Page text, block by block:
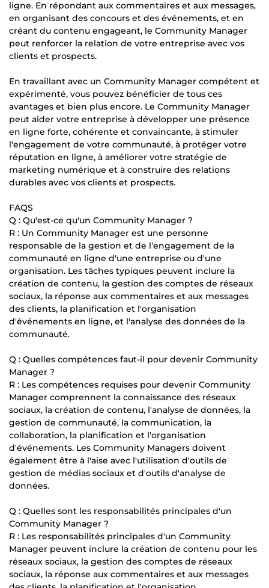
ligne. En répondant aux commentaires et aux messages,
en organisant des concours et des événements, et en
créant du contenu engageant, le Community Manager
peut renforcer la relation de votre entreprise avec vos
clients et prospects.
En travaillant avec un Community Manager compétent et
expérimenté, vous pouvez bénéficier de tous ces
avantages et bien plus encore. Le Community Manager
peut aider votre entreprise à développer une présence
en ligne forte, cohérente et convaincante, à stimuler
l'engagement de votre communauté, à protéger votre
réputation en ligne, à améliorer votre stratégie de
marketing numérique et à construire des relations
durables avec vos clients et prospects.
FAQS
Q : Qu'est-ce qu'un Community Manager ?
R : Un Community Manager est une personne
responsable de la gestion et de l'engagement de la
communauté en ligne d'une entreprise ou d'une
organisation. Les tâches typiques peuvent inclure la
création de contenu, la gestion des comptes de réseaux
sociaux, la réponse aux commentaires et aux messages
des clients, la planification et l'organisation
d'événements en ligne, et l'analyse des données de la
communauté.
Q : Quelles compétences faut-il pour devenir Community
Manager ?
R : Les compétences requises pour devenir Community
Manager comprennent la connaissance des réseaux
sociaux, la création de contenu, l'analyse de données, la
gestion de communauté, la communication, la
collaboration, la planification et l'organisation
d'événements. Les Community Managers doivent
également être à l'aise avec l'utilisation d'outils de
gestion de médias sociaux et d'outils d'analyse de
données.
Q : Quelles sont les responsabilités principales d'un
Community Manager ?
R : Les responsabilités principales d'un Community
Manager peuvent inclure la création de contenu pour les
réseaux sociaux, la gestion des comptes de réseaux
sociaux, la réponse aux commentaires et aux messages